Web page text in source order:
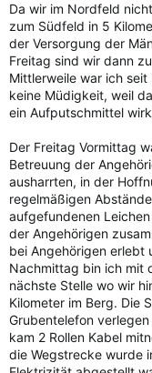
Da wir im Nordfeld
zum Südfeld in 5
der Versorgung der
Freitag sind wir dann
Mittlerweile war ich
keine Müdigkeit, weil
ein Aufputschmittel
Der Freitag Vormittag
Betreuung der
ausharrten, in der
regelmäßigen
aufgefundenen
der Angehörigen
bei Angehörigen erlebt
Nachmittag bin ich mit
nächste Stelle wo wir
Kilometer im Berg. Die
Grubentelefon
kam 2 Rollen Kabel
die Wegstrecke wurde